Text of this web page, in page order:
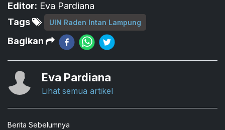
Editor: Eva Pardiana
Tags
UIN Raden Intan Lampung
Bagikan
Eva Pardiana
Lihat semua artikel
Berita Sebelumnya